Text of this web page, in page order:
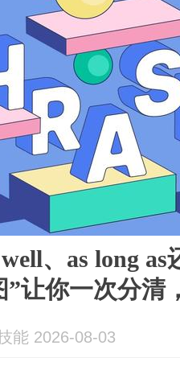
、as long
”让你一次分清
能 2026-08-03